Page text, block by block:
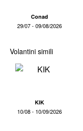
Conad
29/07 - 09/08/2026
Volantini simili
KIK
10/08 - 10/09/2026